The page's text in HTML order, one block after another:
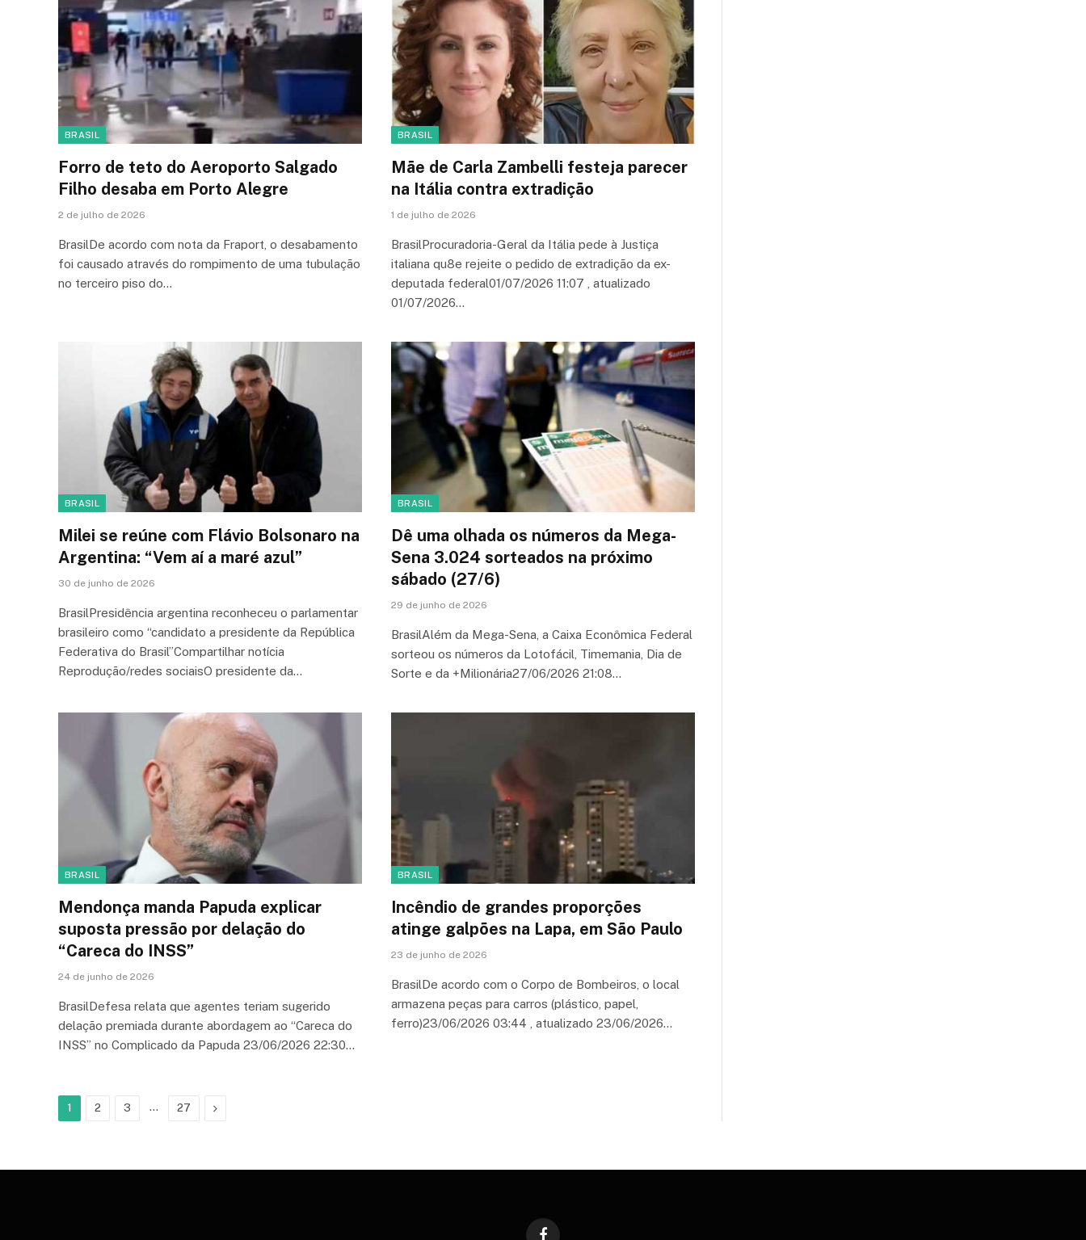
BRASIL
Forro de teto do Aeroporto Salgado
Filho desaba em Porto Alegre
2 de julho de 2026
BrasilDe acordo com nota da Fraport, o desabamento
foi causado através do rompimento de uma tubulação
no terceiro piso do…
BRASIL
Mãe de Carla Zambelli festeja parecer
na Itália contra extradição
1 de julho de 2026
BrasilProcuradoria-Geral da Itália pede à Justiça
italiana qu8e rejeite o pedido de extradição da ex-
deputada federal01/07/2026 11:07 , atualizado
01/07/2026…
BRASIL
Milei se reúne com Flávio Bolsonaro na
Argentina: “Vem aí a maré azul”
30 de junho de 2026
BrasilPresidência argentina reconheceu o parlamentar
brasileiro como “candidato a presidente da República
Federativa do Brasil”Compartilhar notícia
Reprodução/redes sociaisO presidente da…
BRASIL
Dê uma olhada os números da Mega-
Sena 3.024 sorteados na próximo
sábado (27/6)
29 de junho de 2026
BrasilAlém da Mega-Sena, a Caixa Econômica Federal
sorteou os números da Lotofácil, Timemania, Dia de
Sorte e da +Milionária27/06/2026 21:08…
BRASIL
Mendonça manda Papuda explicar
suposta pressão por delação do
“Careca do INSS”
24 de junho de 2026
BrasilDefesa relata que agentes teriam sugerido
delação premiada durante abordagem ao “Careca do
INSS” no Complicado da Papuda 23/06/2026 22:30…
BRASIL
Incêndio de grandes proporções
atinge galpões na Lapa, em São Paulo
23 de junho de 2026
BrasilDe acordo com o Corpo de Bombeiros, o local
armazena peças para carros (plástico, papel,
ferro)23/06/2026 03:44 , atualizado 23/06/2026…
1 2 3 … 27 Next